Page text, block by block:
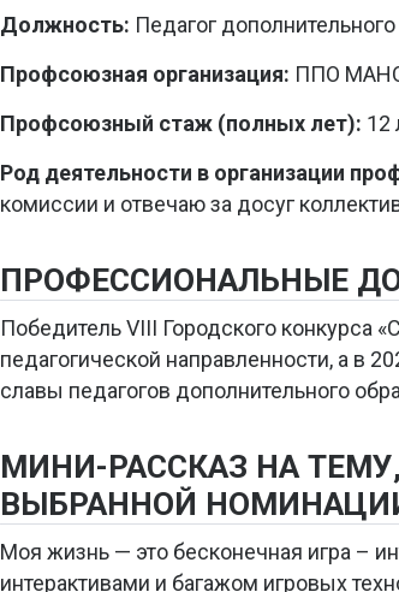
Должность: Педагог
Профсоюзная организация: ППО
Профсоюзный стаж (полных лет): 12
Род деятельности в организации
комиссии и отвечаю за досуг
ПРОФЕССИОНАЛЬНЫЕ
Победитель VIII Городского конкурса
педагогической направленности, а в
славы педагогов дополнительного
МИНИ-РАССКАЗ НА
ВЫБРАННОЙ
Моя жизнь — это бесконечная игра –
интерактивами и багажом игровых